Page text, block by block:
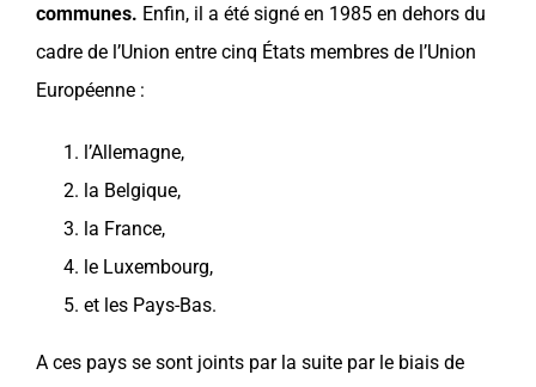
communes. Enfin, il a été signé en 1985 en dehors du
cadre de l’Union entre cinq États membres de l’Union
Européenne :
l’Allemagne,
la Belgique,
la France,
le Luxembourg,
et les Pays-Bas.
A ces pays se sont joints par la suite par le biais de